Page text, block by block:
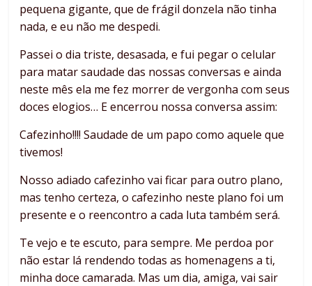
pequena gigante, que de frágil donzela não tinha
nada, e eu não me despedi.
Passei o dia triste, desasada, e fui pegar o celular
para matar saudade das nossas conversas e ainda
neste mês ela me fez morrer de vergonha com seus
doces elogios… E encerrou nossa conversa assim:
Cafezinho!!!! Saudade de um papo como aquele que
tivemos!
Nosso adiado cafezinho vai ficar para outro plano,
mas tenho certeza, o cafezinho neste plano foi um
presente e o reencontro a cada luta também será.
Te vejo e te escuto, para sempre. Me perdoa por
não estar lá rendendo todas as homenagens a ti,
minha doce camarada. Mas um dia, amiga, vai sair